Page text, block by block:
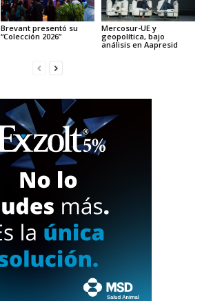
Brevant presentó su
“Colección 2026”
Mercosur-UE y
geopolítica, bajo
análisis en Aapresid